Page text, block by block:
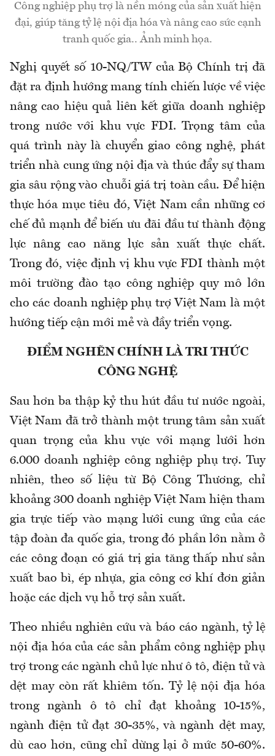
Công nghiệp phụ trợ là nền móng của sản xuất hiện
đại, giúp tăng tỷ lệ nội địa hóa và nâng cao sức cạnh
tranh quốc gia.. Ảnh minh họa.
Nghị quyết số 10-NQ/TW của Bộ Chính trị đã
đặt ra định hướng mang tính chiến lược về việc
nâng cao hiệu quả liên kết giữa doanh nghiệp
trong nước với khu vực FDI. Trọng tâm của
quá trình này là chuyển giao công nghệ, phát
triển nhà cung ứng nội địa và thúc đẩy sự tham
gia sâu rộng vào chuỗi giá trị toàn cầu. Để hiện
thực hóa mục tiêu đó, Việt Nam cần những cơ
chế đủ mạnh để biến ưu đãi đầu tư thành động
lực nâng cao năng lực sản xuất thực chất.
Trong đó, việc định vị khu vực FDI thành một
môi trường đào tạo công nghiệp quy mô lớn
cho các doanh nghiệp phụ trợ Việt Nam là một
hướng tiếp cận mới mẻ và đầy triển vọng.
ĐIỂM NGHẼN CHÍNH LÀ TRI THỨC
CÔNG NGHỆ
Sau hơn ba thập kỷ thu hút đầu tư nước ngoài,
Việt Nam đã trở thành một trung tâm sản xuất
quan trọng của khu vực với mạng lưới hơn
6.000 doanh nghiệp công nghiệp phụ trợ. Tuy
nhiên, theo số liệu từ Bộ Công Thương, chỉ
khoảng 300 doanh nghiệp Việt Nam hiện tham
gia trực tiếp vào mạng lưới cung ứng của các
tập đoàn đa quốc gia, trong đó phần lớn nằm ở
các công đoạn có giá trị gia tăng thấp như sản
xuất bao bì, ép nhựa, gia công cơ khí đơn giản
hoặc các dịch vụ hỗ trợ sản xuất.
Theo nhiều nghiên cứu và báo cáo ngành, tỷ lệ
nội địa hóa của các sản phẩm công nghiệp phụ
trợ trong các ngành chủ lực như ô tô, điện tử và
dệt may còn rất khiêm tốn. Tỷ lệ nội địa hóa
trong ngành ô tô chỉ đạt khoảng 10-15%,
ngành điện tử đạt 30-35%, và ngành dệt may,
dù cao hơn, cũng chỉ dừng lại ở mức 50-60%.